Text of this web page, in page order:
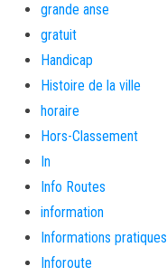
grande anse
gratuit
Handicap
Histoire de la ville
horaire
Hors-Classement
In
Info Routes
information
Informations pratiques
Inforoute